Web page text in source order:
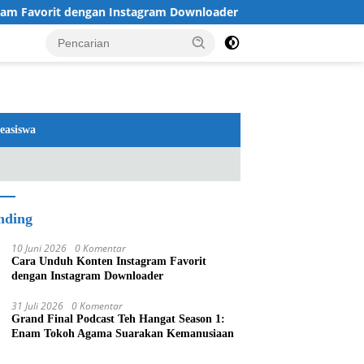
dengan Instagram Downloader
10 Juni 2026 0 Komentar
Cara Unduh Konten Instagram Favorit
dengan Instagram Downloader
31 Juli 2026 0 Komentar
Grand Final Podcast Teh Hangat Season 1:
Enam Tokoh Agama Suarakan Kemanusiaan